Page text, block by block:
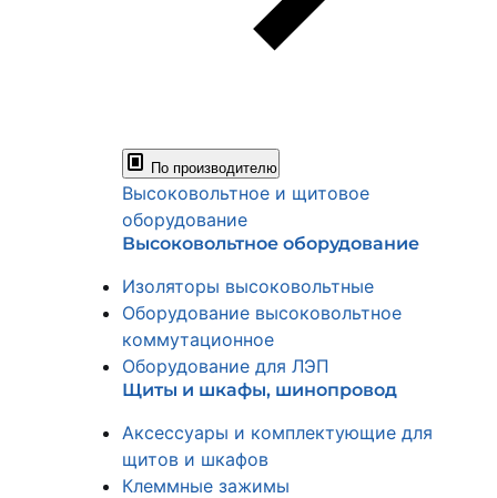
По производителю
Высоковольтное и щитовое
оборудование
Высоковольтное оборудование
Изоляторы высоковольтные
Оборудование высоковольтное
коммутационное
Оборудование для ЛЭП
Щиты и шкафы, шинопровод
Аксессуары и комплектующие для
щитов и шкафов
Клеммные зажимы